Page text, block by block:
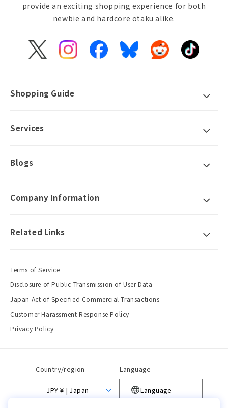
ださい。
provide an exciting shopping experience for both
newbie and hardcore otaku alike.
X
InstagramFacebookBlueskyReddit TikTok
Shopping Guide
Services
Blogs
Company Information
Related Links
Terms of Service
Disclosure of Public Transmission of User Data
Japan Act of Specified Commercial Transactions
Customer Harassment Response Policy
Privacy Policy
Country/region
JPY ¥ | Japan
Language
Language